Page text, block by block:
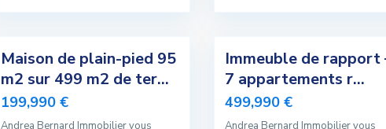
Maison de plain-pied 95
m2 sur 499 m2 de ter...
199,990 €
Andrea Bernard Immobilier vous
Immeuble de rapport
7 appartements r...
499,990 €
Andrea Bernard Immobilier vous